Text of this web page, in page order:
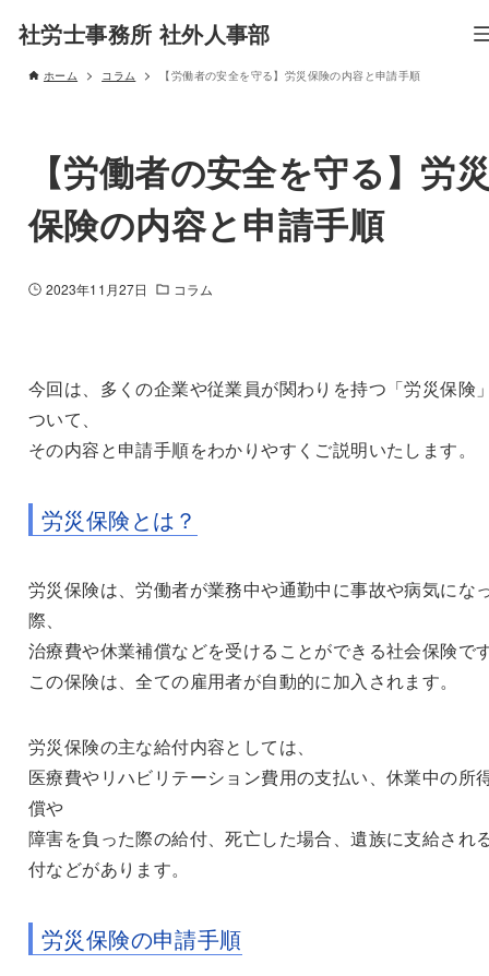
社労士事務所 社外人事部
ホーム コラム 【労働者の安全を守る】労災保険の内容と申請手順
【労働者の安全を守る】労
保険の内容と申請手順
2023年11月27日 コラム
今回は、多くの企業や従業員が関わりを持つ「労災保険
ついて、
その内容と申請手順をわかりやすくご説明いたします。
労災保険とは？
労災保険は、労働者が業務中や通勤中に事故や病気にな
際、
治療費や休業補償などを受けることができる社会保険で
この保険は、全ての雇用者が自動的に加入されます。
労災保険の主な給付内容としては、
医療費やリハビリテーション費用の支払い、休業中の所
償や
障害を負った際の給付、死亡した場合、遺族に支給され
付などがあります。
労災保険の申請手順